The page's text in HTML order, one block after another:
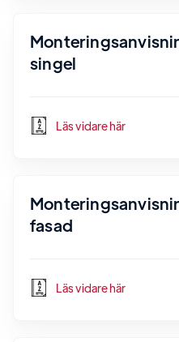
singel
Läs vidare här
fasad
Läs vidare här